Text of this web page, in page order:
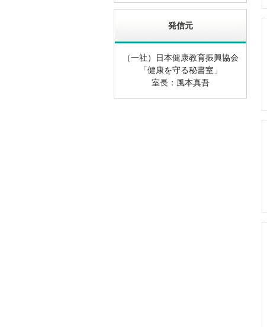
発信元
（一社）日本健康教育振興協会
「健康を守る秘書室」
室長：風本真吾